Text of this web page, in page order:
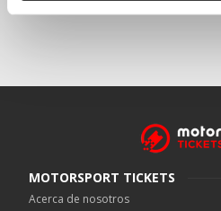
MOTORSPORT TICKETS
Acerca de nosotros